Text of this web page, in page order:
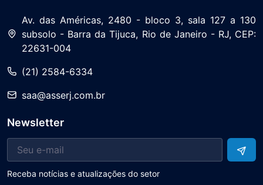
Av. das Américas, 2480 - bloco 3, sala 127 a 130
subsolo - Barra da Tijuca, Rio de Janeiro - RJ, CEP:
22631-004
(21) 2584-6334
saa@asserj.com.br
Newsletter
Receba notícias e atualizações do setor